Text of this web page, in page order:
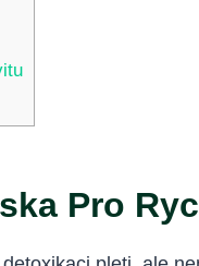
Pro